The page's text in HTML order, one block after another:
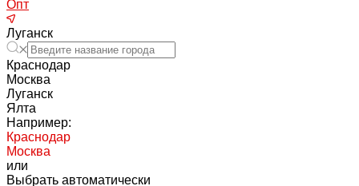
Опт
Луганск
Краснодар
Москва
Луганск
Ялта
Например:
Краснодар
Москва
или
Выбрать автоматически